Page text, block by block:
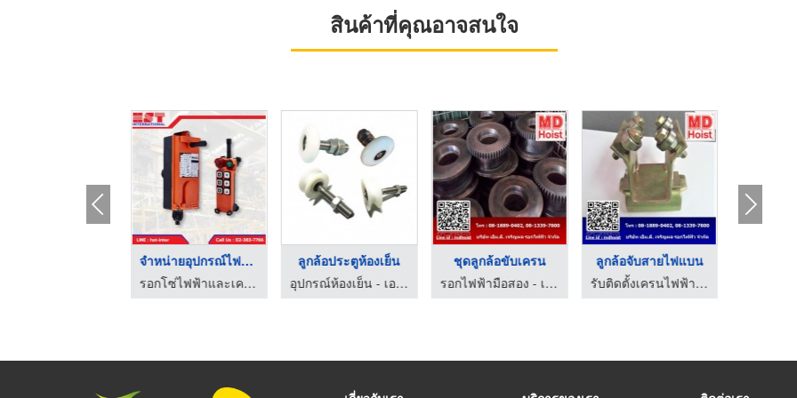
สินค้าที่คุณอาจสนใจ
จำหน่ายอุปกรณ์ไฟฟ้าเ ...
รอกโซ่ไฟฟ้าและเครนโรงงาน - เอชเอสที อินเตอร์เนชั่นแนล
ลูกล้อประตูห้องเย็น
อุปกรณ์ห้องเย็น - เอบีซี คูลลิ่ง ฮาร์ดแวร์
ชุดลูกล้อขับเครน
รอกไฟฟ้ามือสอง - เอ็ม.ดี. เจริญผล รอกไฟฟ้า
ลูกล้อจับสายไฟแบน
รับติดตั้งเครนไฟฟ้า - เอ็มดี เจริญผล รอกไฟฟ้า